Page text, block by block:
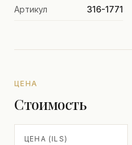
Артикул 316-1771
ЦЕНА
Стоимость
ЦЕНА (ILS)